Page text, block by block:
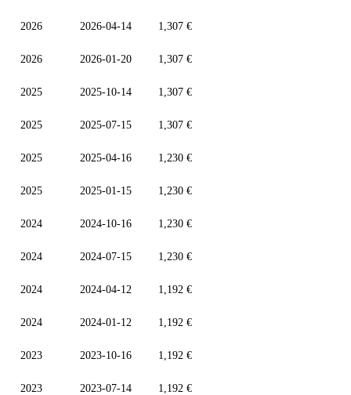
2026 2026-04-14 1,307 €
2026 2026-01-20 1,307 €
2025 2025-10-14 1,307 €
2025 2025-07-15 1,307 €
2025 2025-04-16 1,230 €
2025 2025-01-15 1,230 €
2024 2024-10-16 1,230 €
2024 2024-07-15 1,230 €
2024 2024-04-12 1,192 €
2024 2024-01-12 1,192 €
2023 2023-10-16 1,192 €
2023 2023-07-14 1,192 €